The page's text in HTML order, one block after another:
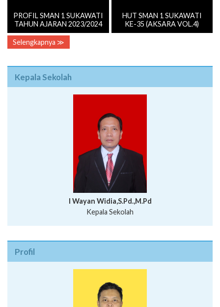
PROFIL SMAN 1 SUKAWATI
TAHUN AJARAN 2023/2024
HUT SMAN 1 SUKAWATI
KE-35 (AKSARA VOL.4)
Selengkapnya ≫
Kepala Sekolah
I Wayan Widia,S.Pd.,M.Pd
Kepala Sekolah
Profil